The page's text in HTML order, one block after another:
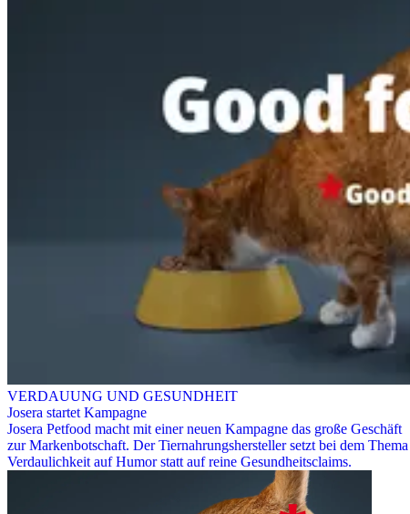
VERDAUUNG UND GESUNDHEIT
Josera startet Kampagne
Josera Petfood macht mit einer neuen Kampagne das große Geschäft
zur Markenbotschaft. Der Tiernahrungshersteller setzt bei dem Thema
Verdaulichkeit auf Humor statt auf reine Gesundheitsclaims.